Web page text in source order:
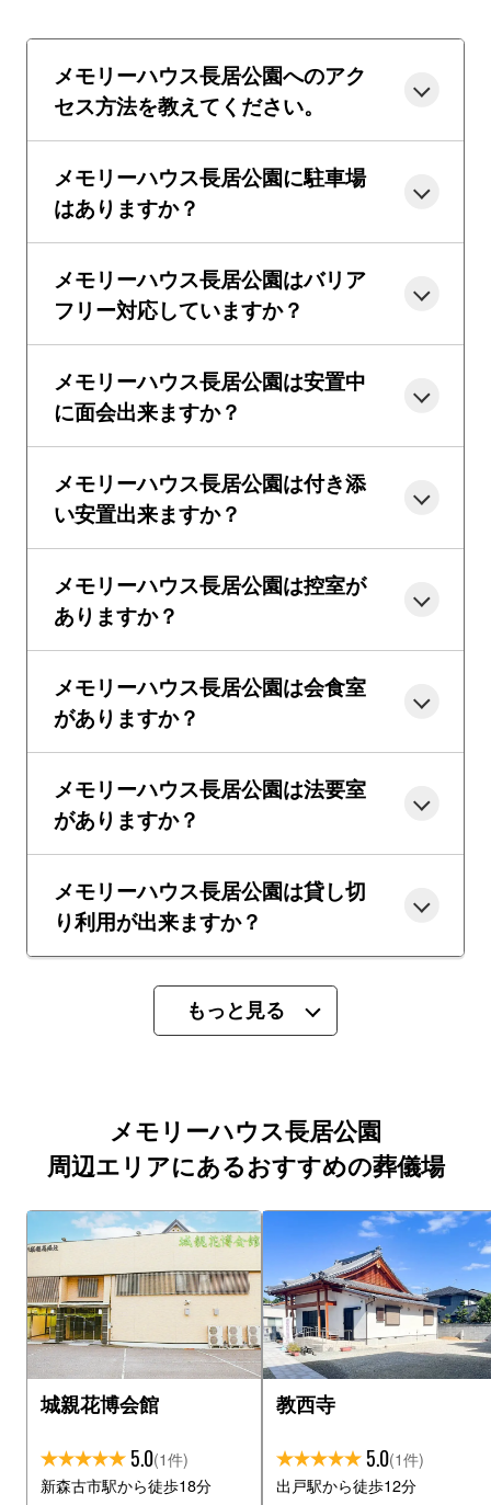
メモリーハウス長居公園へのアク
セス方法を教えてください。
メモリーハウス長居公園に駐車場
はありますか？
メモリーハウス長居公園はバリア
フリー対応していますか？
メモリーハウス長居公園は安置中
に面会出来ますか？
メモリーハウス長居公園は付き添
い安置出来ますか？
メモリーハウス長居公園は控室が
ありますか？
メモリーハウス長居公園は会食室
がありますか？
メモリーハウス長居公園は法要室
がありますか？
メモリーハウス長居公園は貸し切
り利用が出来ますか？
もっと見る
メモリーハウス長居公園
周辺エリアにあるおすすめの葬儀場
城親花博会館
5.0(1件)
新森古市駅から徒歩18分
教西寺
5.0(1件)
出戸駅から徒歩12分